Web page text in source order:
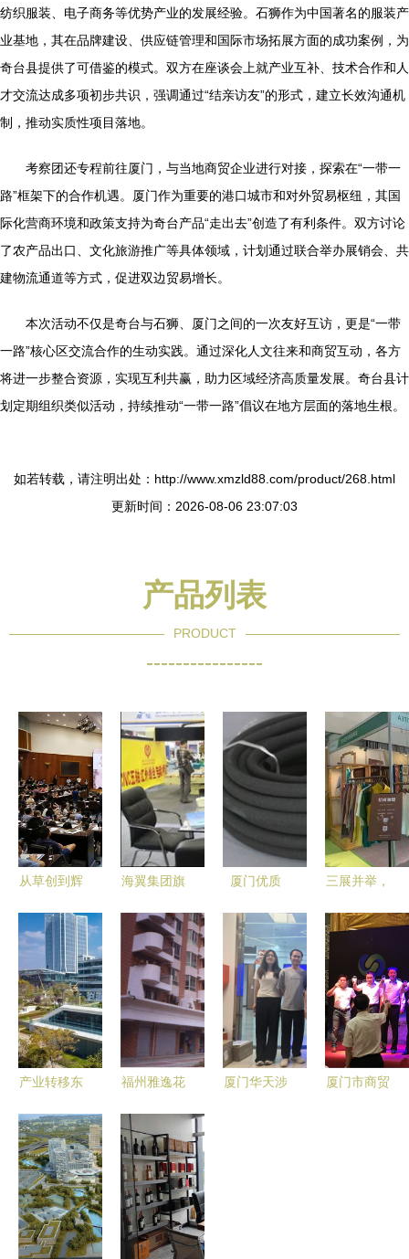
纺织服装、电子商务等优势产业的发展经验。石狮作为中国著名的服装产
业基地，其在品牌建设、供应链管理和国际市场拓展方面的成功案例，为
奇台县提供了可借鉴的模式。双方在座谈会上就产业互补、技术合作和人
才交流达成多项初步共识，强调通过“结亲访友”的形式，建立长效沟通机
制，推动实质性项目落地。
考察团还专程前往厦门，与当地商贸企业进行对接，探索在“一带一
路”框架下的合作机遇。厦门作为重要的港口城市和对外贸易枢纽，其国
际化营商环境和政策支持为奇台产品“走出去”创造了有利条件。双方讨论
了农产品出口、文化旅游推广等具体领域，计划通过联合举办展销会、共
建物流通道等方式，促进双边贸易增长。
本次活动不仅是奇台与石狮、厦门之间的一次友好互访，更是“一带
一路”核心区交流合作的生动实践。通过深化人文往来和商贸互动，各方
将进一步整合资源，实现互利共赢，助力区域经济高质量发展。奇台县计
划定期组织类似活动，持续推动“一带一路”倡议在地方层面的落地生根。
如若转载，请注明出处：http://www.xmzld88.com/product/268.html
更新时间：2026-08-06 23:07:03
产品列表
PRODUCT
----------------
从草创到辉
事用品展十
五载成长史
与商贸繁荣
之路
海翼集团旗
连续十六年
携手厦门石
材展，共筑
商贸合作新
篇章
厦门优质
灌溉滴箭供
应商指南
三展并举，
——2021
中国厦门国
际茶产业
（春季）博
览会今日盛
大启幕
产业转移东
扬帆正当时
——厦门商
贸企业西进
的战略机遇
与昆明优势
福州雅逸花
典范到厦门
商贸网络中
的建材供应
链新节点
厦门华天涉
厦门市商贸